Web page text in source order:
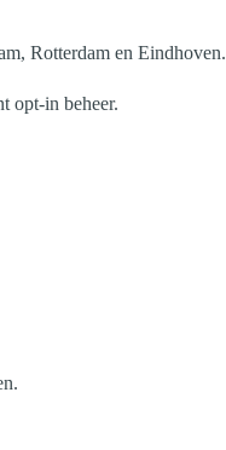
Rotterdam en Eindhoven.
opt-in beheer.